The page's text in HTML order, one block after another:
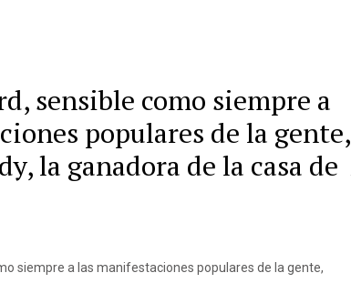
sensible como siempre a
populares de la gente,
la ganadora de la casa de
siempre a las manifestaciones populares de la gente,